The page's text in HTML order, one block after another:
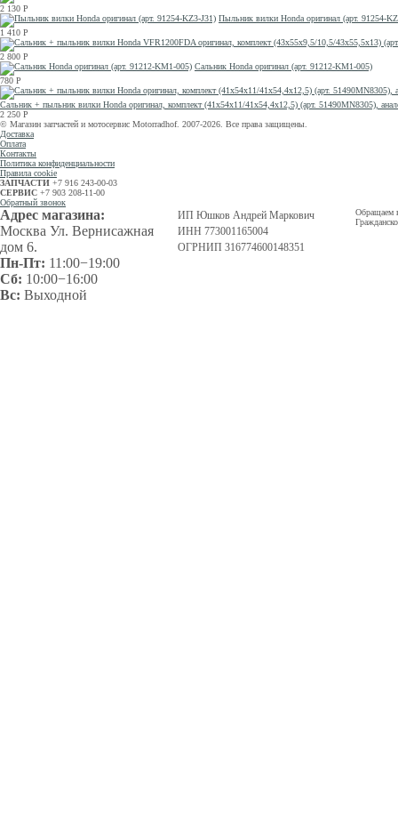
2 130 Р
Пыльник вилки Honda оригинал (арт. 91254-
1 410 Р
2 800 Р
Сальник Honda оригинал (арт. 91212-KM1-005)
780 Р
Сальник + пыльник вилки Honda оригинал, комплект (41x54x11/41x54,4x12,5) (арт. 51490MN8305),
2 250 Р
© Магазин запчастей и мотосервис Motorradhof. 2007-2026. Все права защищены.
Доставка
Оплата
Контакты
Политика конфиденциальности
Правила cookie
ЗАПЧАСТИ +7 916 243-00-03
СЕРВИС +7 903 208-11-00
Обратный звонок
Адрес магазина:
Москва Ул. Вернисажная
дом 6.
Пн-Пт: 11:00−19:00
Сб: 10:00−16:00
Вс: Выходной
ИП Юшков Андрей Маркович
ИНН 773001165004
ОГРНИП 316774600148351
Обращаем